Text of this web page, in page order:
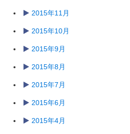
2015年11月
2015年10月
2015年9月
2015年8月
2015年7月
2015年6月
2015年4月